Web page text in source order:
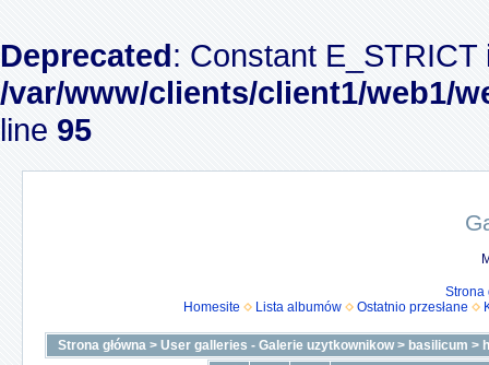
Deprecated: Constant
/var/www/clients/client1/web1/
line 95
Strona
Homesite
Lista albumów Ostatnio przesłane
Strona główna > User galleries - Galerie uzytkownikow> basilicum >